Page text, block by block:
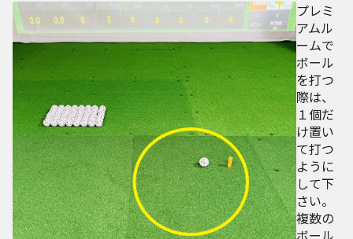
プレミ
アムル
ームで
ボール
を打つ
際は、
１個だ
け置い
て打つ
ように
して下
さい。
複数の
ボール